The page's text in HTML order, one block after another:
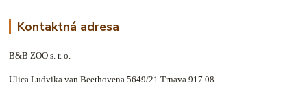
Kontaktná adresa
B&B ZOO s. r. o.
Ulica Ludvika van Beethovena 5649/21 Trnava 917 08